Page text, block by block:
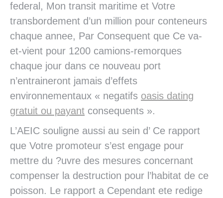
federal, Mon transit maritime et Votre
transbordement d’un million pour conteneurs
chaque annee, Par Consequent que Ce va-
et-vient pour 1200 camions-remorques
chaque jour dans ce nouveau port
n’entraineront jamais d’effets
environnementaux « negatifs oasis dating
gratuit ou payant consequents ».
L’AEIC souligne aussi au sein d’ Ce rapport
que Votre promoteur s’est engage pour
mettre du ?uvre des mesures concernant
compenser la destruction pour l’habitat de ce
poisson. Le rapport a Cependant ete redige